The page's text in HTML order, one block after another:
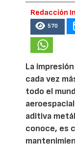
Redacción
570
La
cada vez
todo el
aditiva
conoce, es